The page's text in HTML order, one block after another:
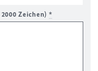
Zeichen) *